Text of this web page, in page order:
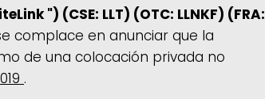
") (CSE: LLT) (OTC: LLNKF) (FRA:
complace en anunciar que la
de una colocación privada no
.